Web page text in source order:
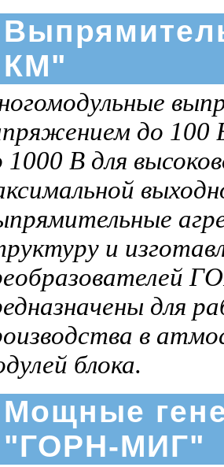
КМ"
до 100
1000 В для
и
для
в
блока.
Мощные
"ГОРН-МИГ"